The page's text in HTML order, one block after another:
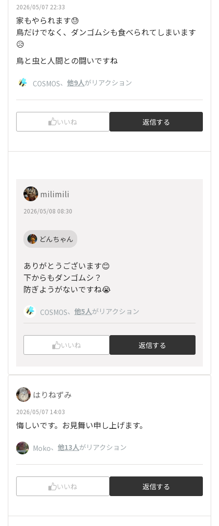
2026/05/07 22:33
家もやられます😓
鳥だけでなく、ダンゴムシも食べられてしまいます
😥
鳥と虫と人間との闘いですね
COSMOS、 他9人がリアクション
いいね 返信する
milimili
2026/05/08 08:30
どんちゃん
ありがとうございます😊
下からもダンゴムシ？
防ぎようがないですね😭
COSMOS、 他5人がリアクション
いいね 返信する
はりねずみ
2026/05/07 14:03
悔しいです。お見舞い申し上げます。
Moko、 他13人がリアクション
いいね 返信する